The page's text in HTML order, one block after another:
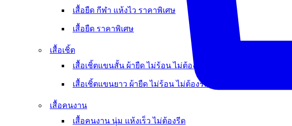
เสื้อยืด กีฬา แห้งไว ราคาพิเศษ
เสื้อยืด ราคาพิเศษ
เสื้อเชิ้ต
เสื้อเชิ้ตแขนสั้น ผ้ายืด ไม่ร้อน ไม่ต้องรีด
เสื้อเชิ้ตแขนยาว ผ้ายืด ไม่ร้อน ไม่ต้องรีด
เสื้อคนงาน
เสื้อคนงาน นุ่ม แห้งเร็ว ไม่ต้องรีด